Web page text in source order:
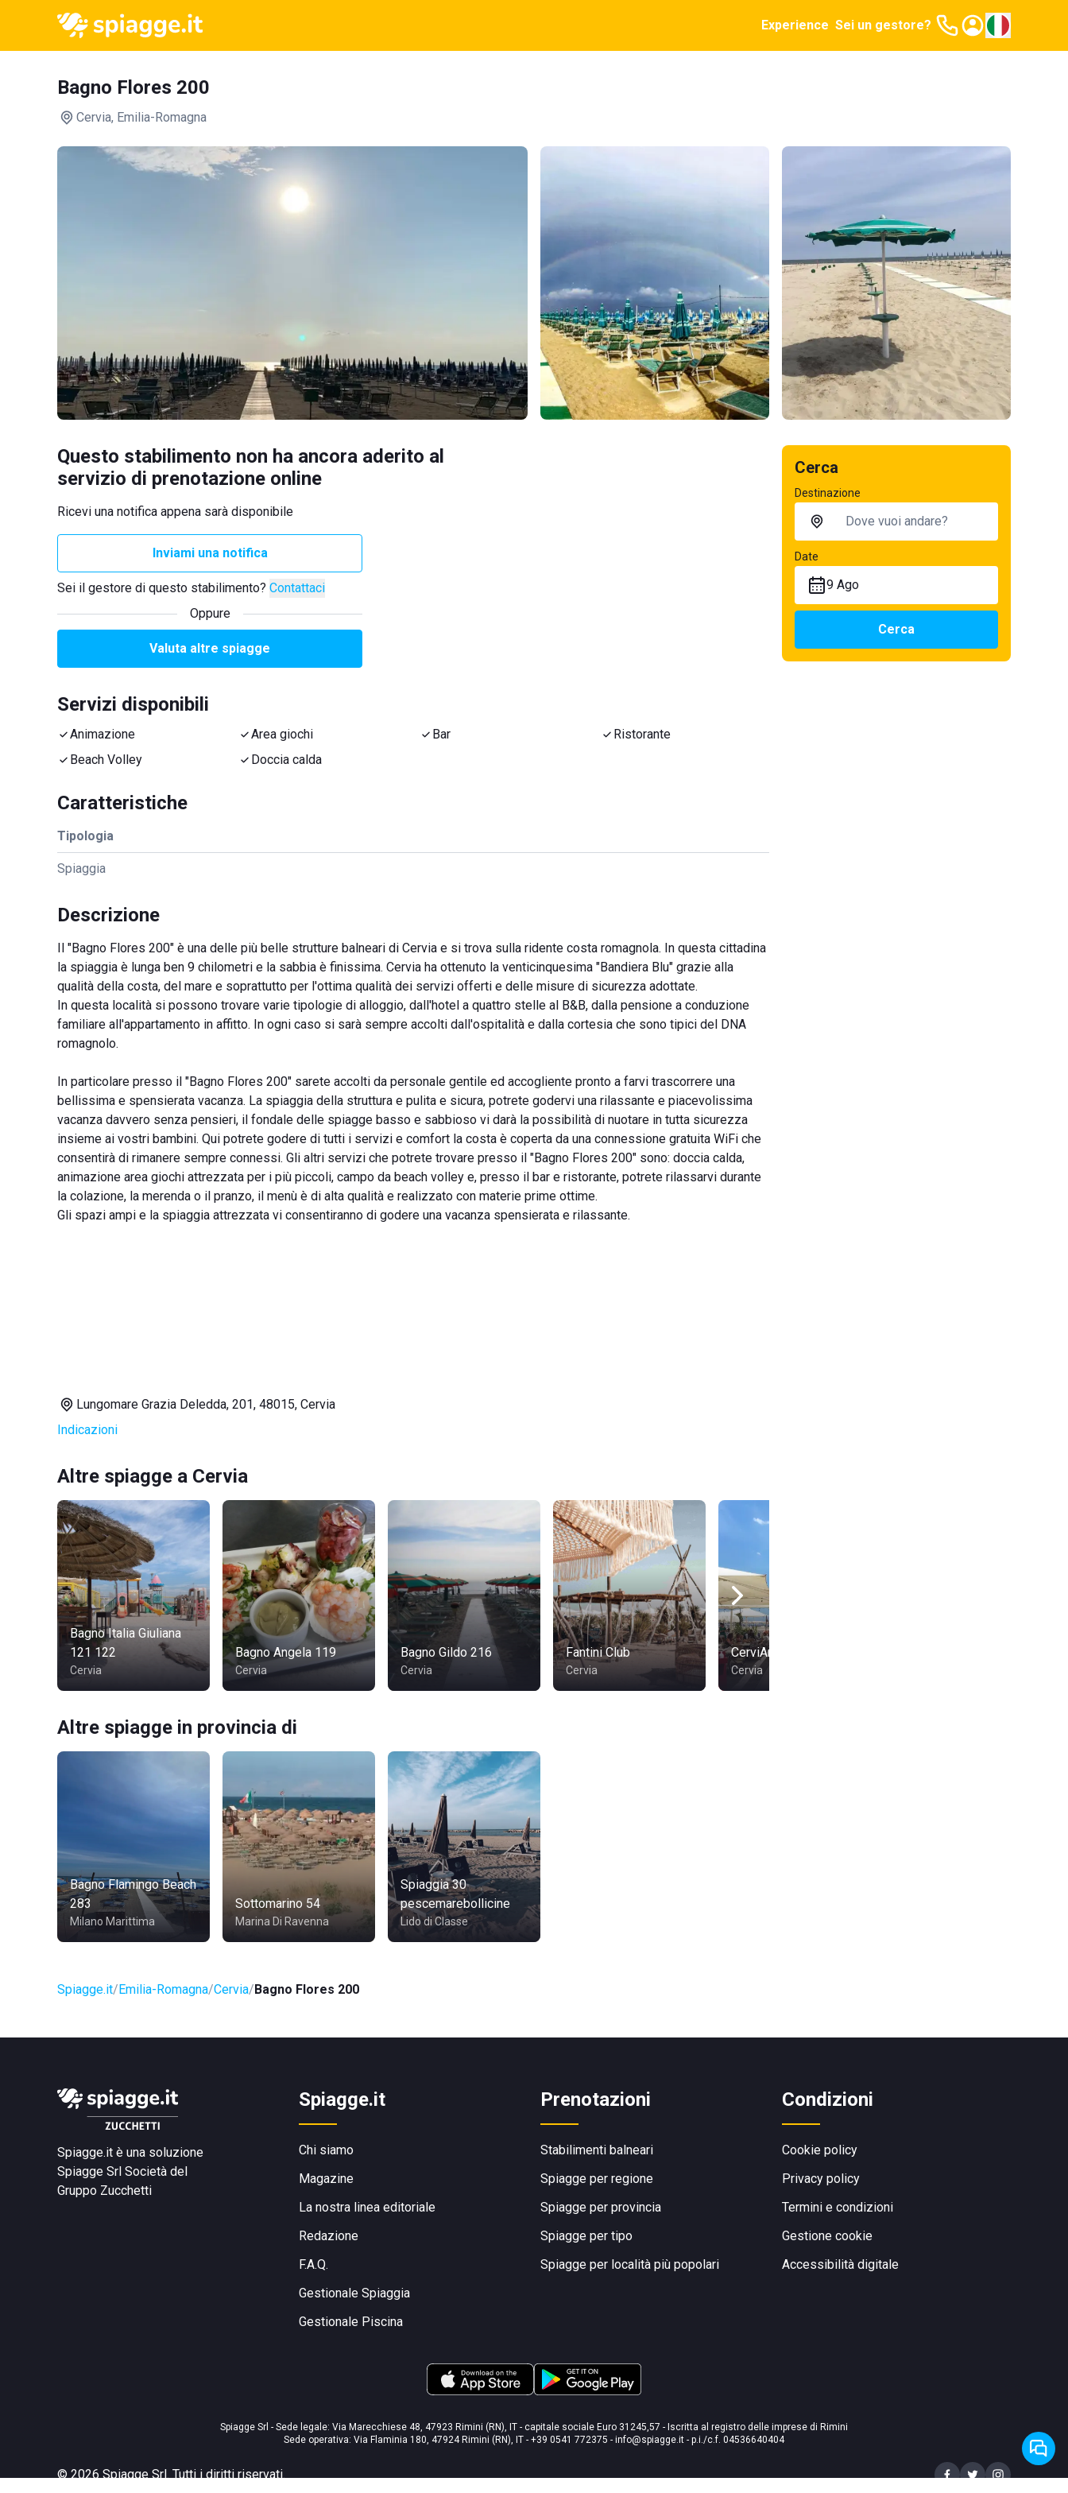
Experience Sei un gestore?
Bagno Flores 200
Cervia, Emilia-Romagna
Questo stabilimento non ha ancora aderito al
servizio di prenotazione online
Ricevi una notifica appena sarà disponibile
Inviami una notifica
Sei il gestore di questo stabilimento? Contattaci
Oppure
Valuta altre spiagge
Servizi disponibili
Animazione Area giochi Bar
Ristorante
Beach Volley
Doccia calda
Caratteristiche
Tipologia
Spiaggia
Descrizione
Il "Bagno Flores 200" è una delle più belle strutture balneari di Cervia e si trova sulla ridente costa romagnola. In questa cittadina
la spiaggia è lunga ben 9 chilometri e la sabbia è finissima. Cervia ha ottenuto la venticinquesima "Bandiera Blu" grazie alla
qualità della costa, del mare e soprattutto per l'ottima qualità dei servizi offerti e delle misure di sicurezza adottate.
In questa località si possono trovare varie tipologie di alloggio, dall'hotel a quattro stelle al B&B, dalla pensione a conduzione
familiare all'appartamento in affitto. In ogni caso si sarà sempre accolti dall'ospitalità e dalla cortesia che sono tipici del DNA
romagnolo.
In particolare presso il "Bagno Flores 200" sarete accolti da personale gentile ed accogliente pronto a farvi trascorrere una
bellissima e spensierata vacanza. La spiaggia della struttura e pulita e sicura, potrete godervi una rilassante e piacevolissima
vacanza davvero senza pensieri, il fondale delle spiagge basso e sabbioso vi darà la possibilità di nuotare in tutta sicurezza
insieme ai vostri bambini. Qui potrete godere di tutti i servizi e comfort la costa è coperta da una connessione gratuita WiFi che
consentirà di rimanere sempre connessi. Gli altri servizi che potrete trovare presso il "Bagno Flores 200" sono: doccia calda,
animazione area giochi attrezzata per i più piccoli, campo da beach volley e, presso il bar e ristorante, potrete rilassarvi durante
la colazione, la merenda o il pranzo, il menù è di alta qualità e realizzato con materie prime ottime.
Gli spazi ampi e la spiaggia attrezzata vi consentiranno di godere una vacanza spensierata e rilassante.
Lungomare Grazia Deledda, 201, 48015, Cervia
Indicazioni
Altre spiagge a Cervia
Bagno Italia Giuliana
121 122
Cervia
Bagno Angela 119
Cervia
Bagno Gildo 216
Cervia
Fantini Club
Cervia
CerviAmare
Cervia
Altre spiagge in provincia di
Bagno Flamingo Beach
283
Milano Marittima
Sottomarino 54
Marina Di Ravenna
Spiaggia 30
pescemarebollicine
Lido di Classe
Spiagge.it Emilia-Romagna Cervia Bagno Flores 200
Cerca
Destinazione
Date
9 Ago
Cerca
Spiagge.it è una soluzione
Spiagge Srl Società del
Gruppo Zucchetti
Spiagge.it
Chi siamo
Magazine
La nostra linea editoriale
Redazione
F.A.Q.
Gestionale Spiaggia
Gestionale Piscina
Prenotazioni
Stabilimenti balneari
Spiagge per regione
Spiagge per provincia
Spiagge per tipo
Spiagge per località più popolari
Condizioni
Cookie policy
Privacy policy
Termini e condizioni
Gestione cookie
Accessibilità digitale
Spiagge Srl - Sede legale: Via Marecchiese 48, 47923 Rimini (RN), IT - capitale sociale Euro 31245,57 - Iscritta al registro delle imprese di Rimini
Sede operativa: Via Flaminia 180, 47924 Rimini (RN), IT - +39 0541 772375 - info@spiagge.it - p.i./c.f. 04536640404
©2026 Spiagge Srl. Tutti i diritti riservati.